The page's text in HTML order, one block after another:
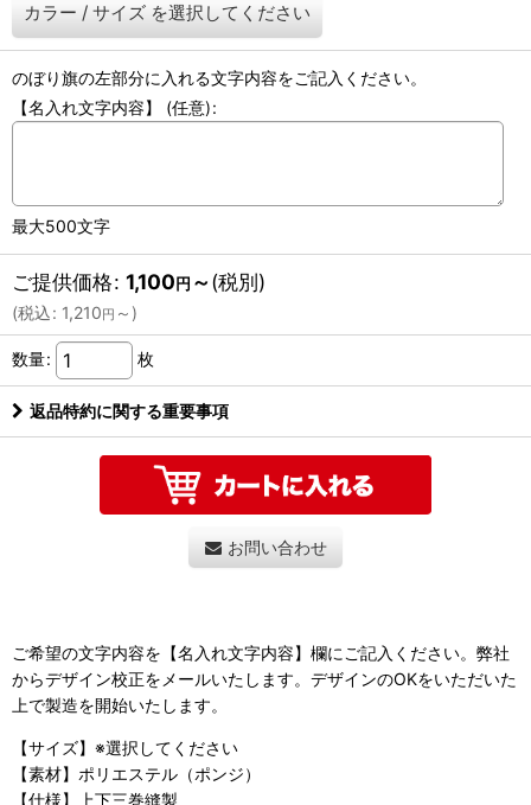
カラー / サイズ を選択してください
のぼり旗の左部分に入れる文字内容をご記入ください。
【名入れ文字内容】 (任意):
最大500文字
ご提供価格: 1,100円 ～(税別)
(税込: 1,210 円 ～ )
数量: 枚
返品特約に関する重要事項
お問い合わせ
ご希望の文字内容を【名入れ文字内容】欄にご記入ください。弊社
からデザイン校正をメールいたします。デザインのOKをいただいた
上で製造を開始いたします。
【サイズ】※選択してください
【素材】ポリエステル（ポンジ）
【仕様】上下三巻縫製